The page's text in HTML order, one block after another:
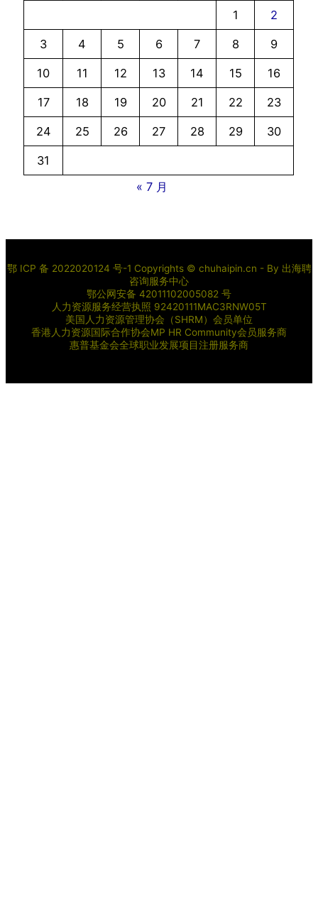
1 2
3 4 5 6 7 8 9
10 11 12 13 14 15 16
17 18 19 20 21 22 23
24 25 26 27 28 29 30
31
« 7 月
鄂 ICP 备 2022020124 号-1 Copyrights © chuhaipin.cn - By 出海聘
咨询服务中心
鄂公网安备 42011102005082 号
人力资源服务经营执照 92420111MAC3RNW05T
美国人力资源管理协会（SHRM）会员单位
香港人力资源国际合作协会MP HR Community会员服务商
惠普基金会全球职业发展项目注册服务商